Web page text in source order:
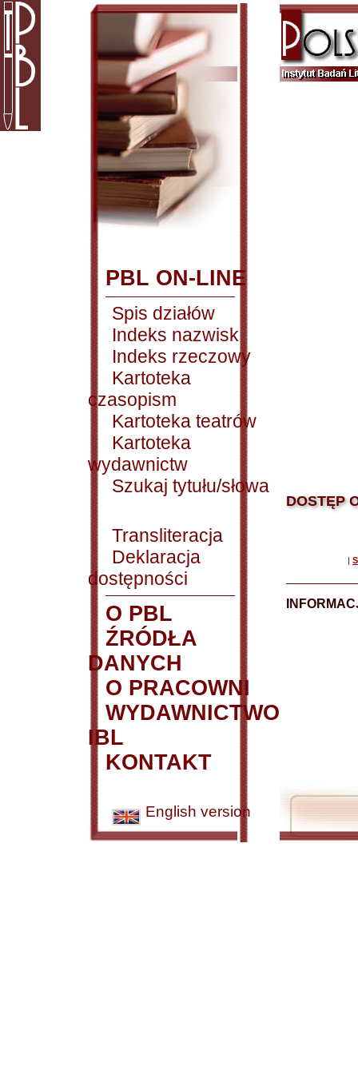
PBL ON-LINE
Spis działów
Indeks nazwisk
Indeks rzeczowy
Kartoteka
czasopism
Kartoteka teatrów
Kartoteka
wydawnictw
Szukaj tytułu/słowa
Transliteracja
Deklaracja
dostępności
O PBL
ŹRÓDŁA
DANYCH
O PRACOWNI
WYDAWNICTWO
IBL
KONTAKT
English version
DOSTĘP
|